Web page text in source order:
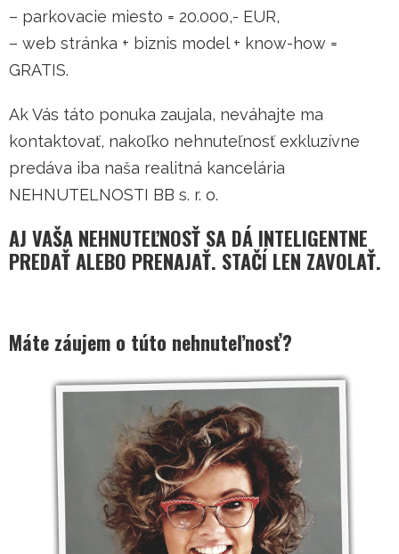
– parkovacie miesto = 20.000,- EUR,
– web stránka + biznis model + know-how =
GRATIS.
Ak Vás táto ponuka zaujala, neváhajte ma
kontaktovať, nakoľko nehnuteľnosť exkluzívne
predáva iba naša realitná kancelária
NEHNUTELNOSTI BB s. r. o.
AJ VAŠA NEHNUTEĽNOSŤ SA DÁ INTELIGENTNE
PREDAŤ ALEBO PRENAJAŤ. STAČÍ LEN ZAVOLAŤ.
Máte záujem o túto nehnuteľnosť?